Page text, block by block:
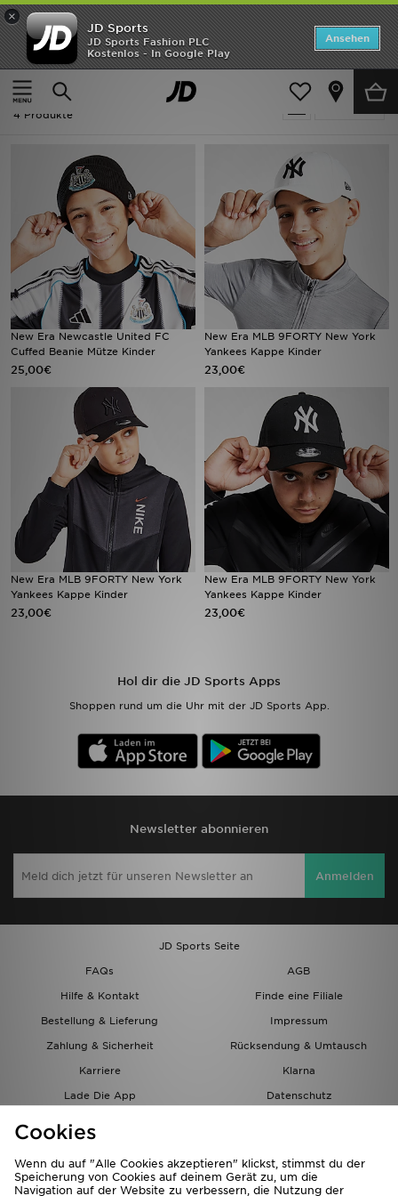
×
JD Sports
JD Sports Fashion PLC
Kostenlos - In Google Play
Ansehen
Startseite
Kinder Kinder Accessoires Mützen
verfeinern
Kinder - New Era Mützen
4 Produkte
New Era Newcastle United FC
Cuffed Beanie Mütze Kinder
25,00€
New Era MLB 9FORTY New York
Yankees Kappe Kinder
23,00€
New Era MLB 9FORTY New York
Yankees Kappe Kinder
23,00€
New Era MLB 9FORTY New York
Yankees Kappe Kinder
23,00€
Hol dir die JD Sports Apps
Shoppen rund um die Uhr mit der JD Sports App.
Newsletter abonnieren
Anmelden
JD Sports Seite
FAQs
AGB
Hilfe & Kontakt
Finde eine Filiale
Bestellung & Lieferung
Impressum
Zahlung & Sicherheit
Rücksendung & Umtausch
Karriere
Klarna
Lade Die App
Datenschutz
Startseite
ANGEBOTE
Marken
Herren
Damen
Kinder
Bestsellers
JD Exklusives
Lade Die APP
Geschenkkarte
Filialfinder
Mein JD
Bestellverfolgung
Trending Styles
Cookies
Wenn du auf "Alle Cookies akzeptieren" klickst, stimmst du der
Speicherung von Cookies auf deinem Gerät zu, um die
Navigation auf der Website zu verbessern, die Nutzung der